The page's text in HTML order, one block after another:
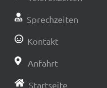
Sprechzeiten
Kontakt
Anfahrt
Startseite